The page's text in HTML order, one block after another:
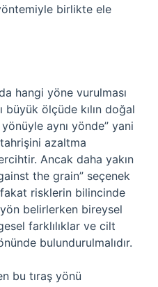
birlikte ele
hangi yöne vurulması
büyük ölçüde kılın doğal
yönüyle aynı yönde” yani
azaltma
Ancak daha yakın
the grain” seçenek
risklerin bilincinde
belirlerken bireysel
farklılıklar ve cilt
bulundurulmalıdır.
bu tıraş yönü